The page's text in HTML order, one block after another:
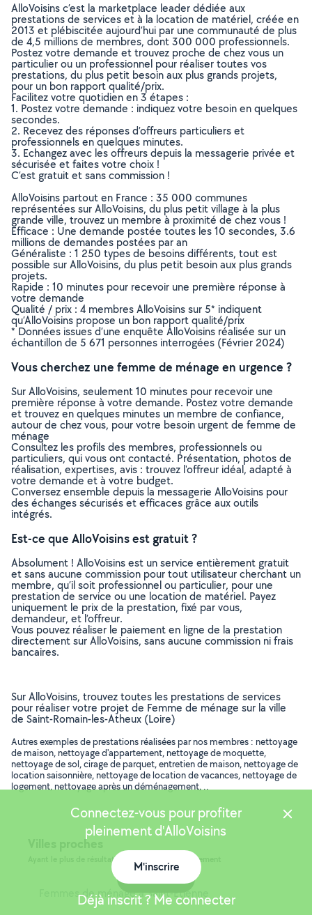
AlloVoisins c’est la marketplace leader dédiée aux
prestations de services et à la location de matériel, créée en
2013 et plébiscitée aujourd’hui par une communauté de plus
de 4,5 millions de membres, dont 300 000 professionnels.
Postez votre demande et trouvez proche de chez vous un
particulier ou un professionnel pour réaliser toutes vos
prestations, du plus petit besoin aux plus grands projets,
pour un bon rapport qualité/prix.
Facilitez votre quotidien en 3 étapes :
1. Postez votre demande : indiquez votre besoin en quelques
secondes.
2. Recevez des réponses d’offreurs particuliers et
professionnels en quelques minutes.
3. Echangez avec les offreurs depuis la messagerie privée et
sécurisée et faites votre choix !
C’est gratuit et sans commission !
AlloVoisins partout en France : 35 000 communes
représentées sur AlloVoisins, du plus petit village à la plus
grande ville, trouvez un membre à proximité de chez vous !
Efficace : Une demande postée toutes les 10 secondes, 3.6
millions de demandes postées par an
Généraliste : 1 250 types de besoins différents, tout est
possible sur AlloVoisins, du plus petit besoin aux plus grands
projets.
Rapide : 10 minutes pour recevoir une première réponse à
votre demande
Qualité / prix : 4 membres AlloVoisins sur 5* indiquent
qu’AlloVoisins propose un bon rapport qualité/prix
* Données issues d’une enquête AlloVoisins réalisée sur un
échantillon de 5 671 personnes interrogées (Février 2024)
Vous cherchez une femme de ménage en urgence ?
Sur AlloVoisins, seulement 10 minutes pour recevoir une
première réponse à votre demande. Postez votre demande
et trouvez en quelques minutes un membre de confiance,
autour de chez vous, pour votre besoin urgent de femme de
ménage
Consultez les profils des membres, professionnels ou
particuliers, qui vous ont contacté. Présentation, photos de
réalisation, expertises, avis : trouvez l'offreur idéal, adapté à
votre demande et à votre budget.
Conversez ensemble depuis la messagerie AlloVoisins pour
des échanges sécurisés et efficaces grâce aux outils
intégrés.
Est-ce que AlloVoisins est gratuit ?
Absolument ! AlloVoisins est un service entièrement gratuit
et sans aucune commission pour tout utilisateur cherchant un
membre, qu’il soit professionnel ou particulier, pour une
prestation de service ou une location de matériel. Payez
uniquement le prix de la prestation, fixé par vous,
demandeur, et l’offreur.
Vous pouvez réaliser le paiement en ligne de la prestation
directement sur AlloVoisins, sans aucune commission ni frais
bancaires.
Sur AlloVoisins, trouvez toutes les prestations de services
pour réaliser votre projet de Femme de ménage sur la ville
de Saint-Romain-les-Atheux (Loire)
Autres exemples de prestations réalisées par nos membres : nettoyage
de maison, nettoyage d'appartement, nettoyage de moquette,
nettoyage de sol, cirage de parquet, entretien de maison, nettoyage de
location saisonnière, nettoyage de location de vacances, nettoyage de
logement, nettoyage après un déménagement, ..
Villes proches
Ayant le plus de résultats, dans le même département
Femmes de ménage à Saint-Étienne
Connectez-vous pour profiter
pleinement d'AlloVoisins
M'inscrire
Déjà inscrit ? Me connecter